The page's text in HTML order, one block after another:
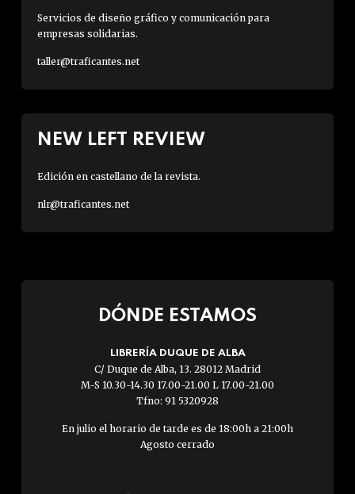
Servicios de diseño gráfico y comunicación para
empresas solidarias.
taller@traficantes.net
NEW LEFT REVIEW
Edición en castellano de la revista.
nlr@traficantes.net
DÓNDE ESTAMOS
LIBRERÍA DUQUE DE ALBA
C/ Duque de Alba, 13. 28012 Madrid
M-S 10.30-14.30 17.00-21.00 L 17.00-21.00
Tfno: 91 5320928
En julio el horario de tarde es de 18:00h a 21:00h
Agosto cerrado